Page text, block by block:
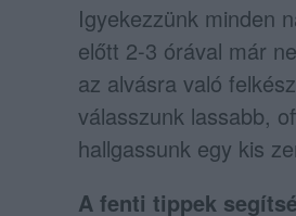
Igyekezzünk minden
előtt 2-3 órával már
az alvásra való
válasszunk lassabb,
hallgassunk egy kis
A fenti tippek